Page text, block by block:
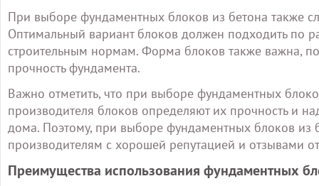
При выборе фундаментных блоков из бетона также
Оптимальный вариант блоков должен подходить по
строительным нормам. Форма блоков также важна,
прочность фундамента.
Важно отметить, что при выборе фундаментных
производителя блоков определяют их прочность и
дома. Поэтому, при выборе фундаментных блоков из
производителям с хорошей репутацией и отзывами
Преимущества использования фундаментных